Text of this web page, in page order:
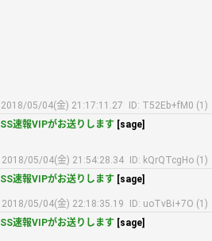
2018/05/04(金) 21:17:11.27
ID: T52Eb+fM0 (1)
速報VIPがお送りします [sage]
2018/05/04(金) 21:54:28.34
ID: kQrQTcgHo (1)
速報VIPがお送りします [sage]
2018/05/04(金) 22:18:35.19
ID: uoTvBi+7O (1)
速報VIPがお送りします [sage]